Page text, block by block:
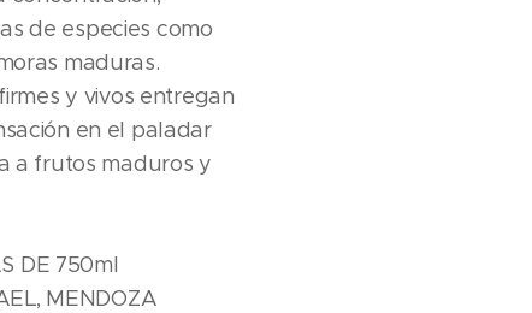
de especies como
maduras.
y vivos entregan
en el paladar
a frutos maduros y
DE 750ml
MENDOZA